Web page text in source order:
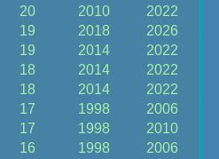
20 2010
2022
19 2018
2026
19 2014
2022
18 2014
2022
18 2014
2022
17 1998
2006
17 1998
2010
16 1998
2006